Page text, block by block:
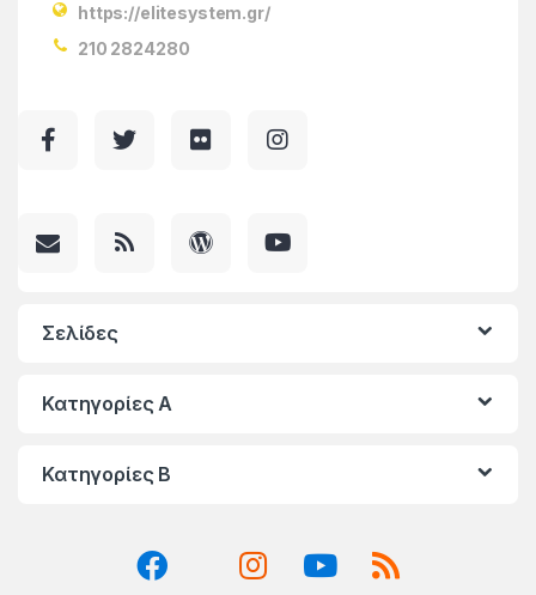
https://elitesystem.gr/
210 2824280
Σελίδες
Κατηγορίες A
Κατηγορίες Β